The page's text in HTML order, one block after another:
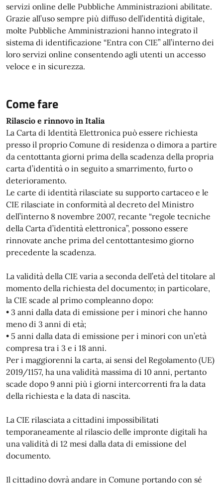
servizi online delle Pubbliche Amministrazioni abilitate.
Grazie all’uso sempre più diffuso dell’identità digitale,
molte Pubbliche Amministrazioni hanno integrato il
sistema di identificazione “Entra con CIE” all’interno dei
loro servizi online consentendo agli utenti un accesso
veloce e in sicurezza.
Come fare
Rilascio e rinnovo in Italia
La Carta di Identità Elettronica può essere richiesta
presso il proprio Comune di residenza o dimora a partire
da centottanta giorni prima della scadenza della propria
carta d’identità o in seguito a smarrimento, furto o
deterioramento.
Le carte di identità rilasciate su supporto cartaceo e le
CIE rilasciate in conformità al decreto del Ministro
dell’interno 8 novembre 2007, recante “regole tecniche
della Carta d’identità elettronica”, possono essere
rinnovate anche prima del centottantesimo giorno
precedente la scadenza.
La validità della CIE varia a seconda dell’età del titolare al
momento della richiesta del documento; in particolare,
la CIE scade al primo compleanno dopo:
• 3 anni dalla data di emissione per i minori che hanno
meno di 3 anni di età;
• 5 anni dalla data di emissione per i minori con un’età
compresa tra i 3 e i 18 anni.
Per i maggiorenni la carta, ai sensi del Regolamento (UE)
2019/1157, ha una validità massima di 10 anni, pertanto
scade dopo 9 anni più i giorni intercorrenti fra la data
della richiesta e la data di nascita.
La CIE rilasciata a cittadini impossibilitati
temporaneamente al rilascio delle impronte digitali ha
una validità di 12 mesi dalla data di emissione del
documento.
Il cittadino dovrà andare in Comune portando con sé